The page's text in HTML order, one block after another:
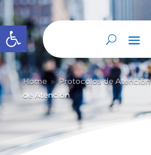
Abrir barra de herramientas
Home 9 Protocolos de Atención
de Atención